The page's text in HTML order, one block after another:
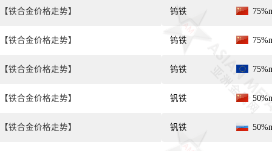
【铁合金价格走势】
【铁合金价格走势】
【铁合金价格走势】
【铁合金价格走势】
【铁合金价格走势】
钨铁
钨铁
钨铁
钒铁
钒铁